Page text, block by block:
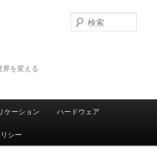
界を変える
索
ケーション ハードウェア
シー